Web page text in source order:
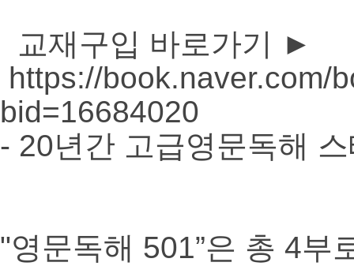
교재구입 바로가기 ►
https://book.naver.com/
bid=16684020
- 20년간 고급영문독해
"영문독해 501”은 총 4부